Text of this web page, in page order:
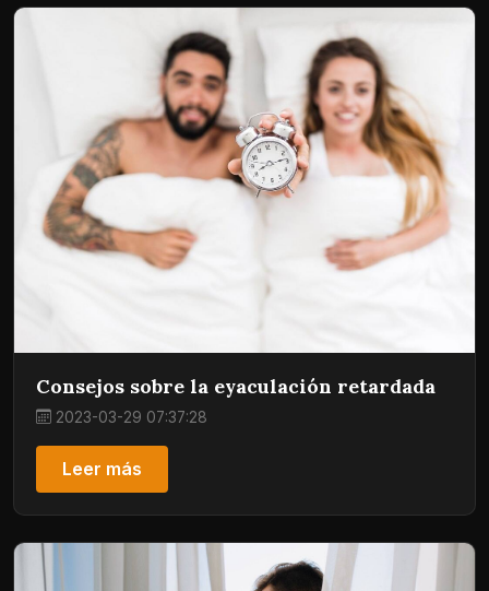
Consejos sobre la eyaculación retardada
2023-03-29 07:37:28
Leer más